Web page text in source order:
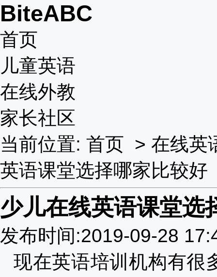
BiteABC
首页
儿童英语
在线外教
家长社区
当前位置: 首页 > 在线英
英语课堂选择哪家比较好
少儿在线英语课堂选
发布时间:2019-09-28
现在英语培训机构有很